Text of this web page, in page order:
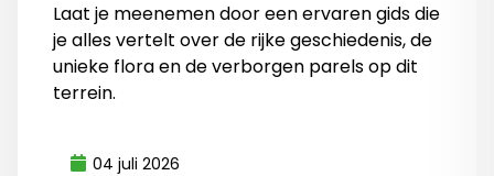
Laat je meenemen door een ervaren gids die
je alles vertelt over de rijke geschiedenis, de
unieke flora en de verborgen parels op dit
terrein.
04 juli 2026